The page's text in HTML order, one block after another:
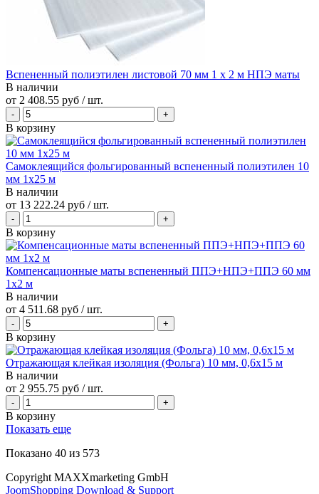
Вспененный полиэтилен листовой 70 мм 1 х 2 м НПЭ маты
В наличии
от 2 408.55 руб / шт.
В корзину
Самоклеящийся фольгированный вспененный полиэтилен 10
мм 1x25 м
В наличии
от 13 222.24 руб / шт.
В корзину
Компенсационные маты вспененный ППЭ+НПЭ+ППЭ 60 мм
1x2 м
В наличии
от 4 511.68 руб / шт.
В корзину
Отражающая клейкая изоляция (Фольга) 10 мм, 0,6x15 м
В наличии
от 2 955.75 руб / шт.
В корзину
Показать еще
Показано 40 из 573
Copyright MAXXmarketing GmbH
JoomShopping Download & Support